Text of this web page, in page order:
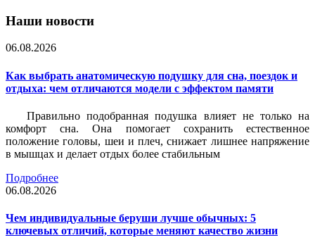
Наши новости
06.08.2026
Как выбрать анатомическую подушку для сна, поездок и
отдыха: чем отличаются модели с эффектом памяти
Правильно подобранная подушка влияет не только на
комфорт сна. Она помогает сохранить естественное
положение головы, шеи и плеч, снижает лишнее напряжение
в мышцах и делает отдых более стабильным
Подробнее
06.08.2026
Чем индивидуальные беруши лучше обычных: 5
ключевых отличий, которые меняют качество жизни